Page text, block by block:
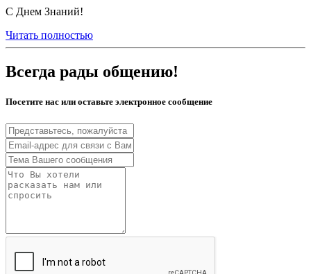
С Днем Знаний!
Читать полностью
Всегда рады общению!
Посетите нас или оставьте электронное сообщение